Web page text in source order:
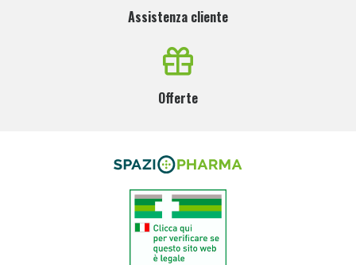
Assistenza cliente
Offerte